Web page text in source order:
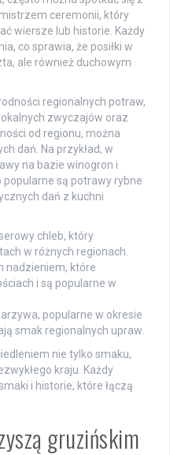
ceremonii, który
wiersze lub historie. Każdy
co sprawia, że posiłki w
ale również duchowym
regionalnych potraw,
zwyczajów oraz
od regionu, można
dań. Na przykład, w
na bazie winogron i
są potrawy rybne
dań z kuchni
chleb, który
w różnych regionach.
nadzieniem, które
i są popularne w
popularne w okresie
smak regionalnych upraw.
nie tylko smaku,
kraju. Każdy
i historie, które łączą
gruzińskim